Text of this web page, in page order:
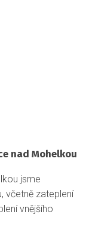
nad Mohelkou
jsme
včetně zateplení
vnějšího